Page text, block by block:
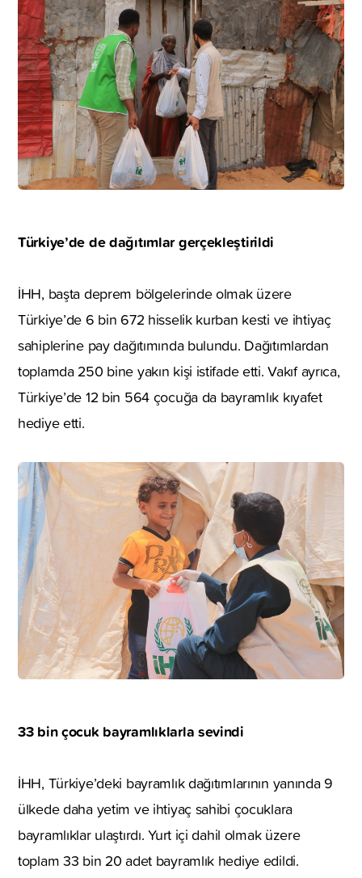
Türkiye’de de dağıtımlar gerçekleştirildi
İHH, başta deprem bölgelerinde olmak üzere
Türkiye’de 6 bin 672 hisselik kurban kesti ve ihtiyaç
sahiplerine pay dağıtımında bulundu. Dağıtımlardan
toplamda 250 bine yakın kişi istifade etti. Vakıf ayrıca,
Türkiye’de 12 bin 564 çocuğa da bayramlık kıyafet
hediye etti.
33 bin çocuk bayramlıklarla sevindi
İHH, Türkiye’deki bayramlık dağıtımlarının yanında 9
ülkede daha yetim ve ihtiyaç sahibi çocuklara
bayramlıklar ulaştırdı. Yurt içi dahil olmak üzere
toplam 33 bin 20 adet bayramlık hediye edildi.